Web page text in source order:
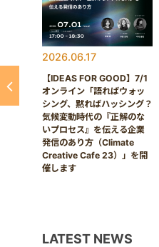
2026.06.17
【IDEAS FOR GOOD】7/1
オンライン「語ればウォッ
シング、黙ればハッシング？
気候変動時代の『正解のな
いプロセス』を伝える企業
発信のあり方（Climate
Creative Cafe 23）」を開
催します
LATEST NEWS